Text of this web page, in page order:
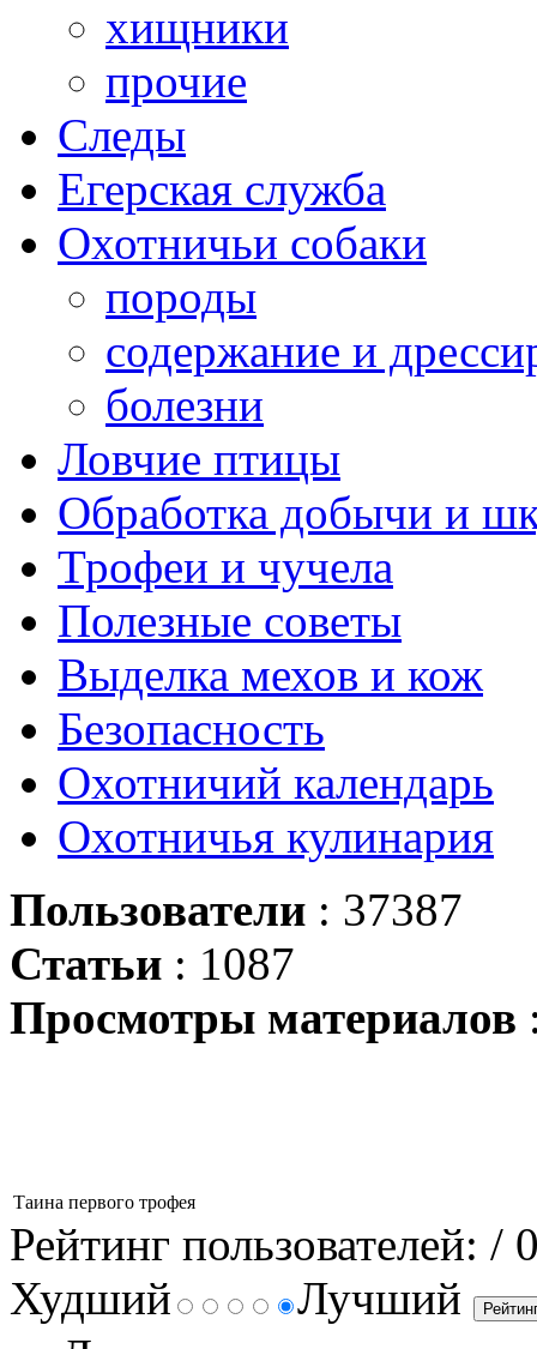
хищники
прочие
Следы
Егерская служба
Охотничьи собаки
породы
содержание и
болезни
Ловчие птицы
Обработка добычи и
Трофеи и чучела
Полезные советы
Выделка мехов и кож
Безопасность
Охотничий календарь
Охотничья кулинария
Пользователи : 37387
Статьи : 1087
Просмотры материалов
Таина первого трофея
Рейтинг пользователей: /
Худший
Лучший